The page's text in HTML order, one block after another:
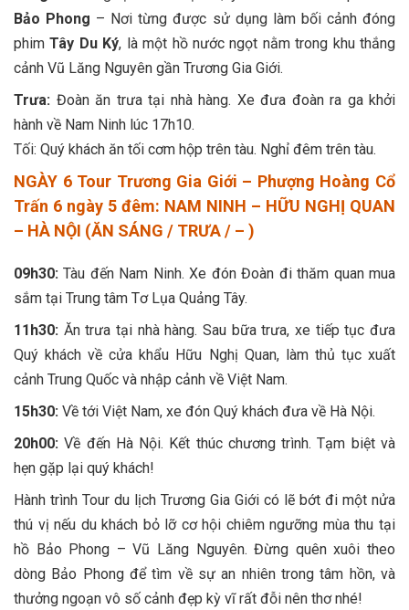
Bảo Phong – Nơi từng được sử dụng làm bối cảnh đóng
phimTây Du Ký, là một hồ nước ngọt nằm trong khu thắng
cảnh Vũ Lăng Nguyên gần Trương Gia Giới.
Trưa: Đoàn ăn trưa tại nhà hàng. Xe đưa đoàn ra ga khởi
hành về Nam Ninh lúc 17h10.
Tối: Quý khách ăn tối cơm hộp trên tàu. Nghỉ đêm trên tàu.
NGÀY 6 Tour Trương Gia Giới – Phượng Hoàng Cổ
Trấn 6 ngày 5 đêm: NAM NINH – HỮU NGHỊ QUAN
– HÀ NỘI (ĂN SÁNG / TRƯA / – )
09h30:Tàu đến Nam Ninh. Xe đón Đoàn đi thăm quan mua
sắm tại Trung tâm Tơ Lụa Quảng Tây.
11h30: Ăn trưa tại nhà hàng. Sau bữa trưa, xe tiếp tục đưa
Quý khách về cửa khẩu Hữu Nghị Quan, làm thủ tục xuất
cảnh Trung Quốc và nhập cảnh về Việt Nam.
15h30: Về tới Việt Nam, xe đón Quý khách đưa về Hà Nội.
20h00: Về đến Hà Nội. Kết thúc chương trình. Tạm biệt và
hẹn gặp lại quý khách!
Hành trình Tour du lịch Trương Gia Giới có lẽ bớt đi một nửa
thú vị nếu du khách bỏ lỡ cơ hội chiêm ngưỡng mùa thu tại
hồ Bảo Phong – Vũ Lăng Nguyên. Đừng quên xuôi theo
dòng Bảo Phong để tìm về sự an nhiên trong tâm hồn, và
thưởng ngoạn vô số cảnh đẹp kỳ vĩ rất đỗi nên thơ nhé!